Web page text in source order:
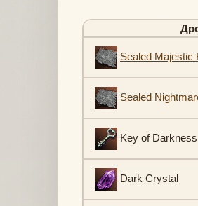
Sealed Majestic
Sealed
Key of Darkness
Dark Crystal